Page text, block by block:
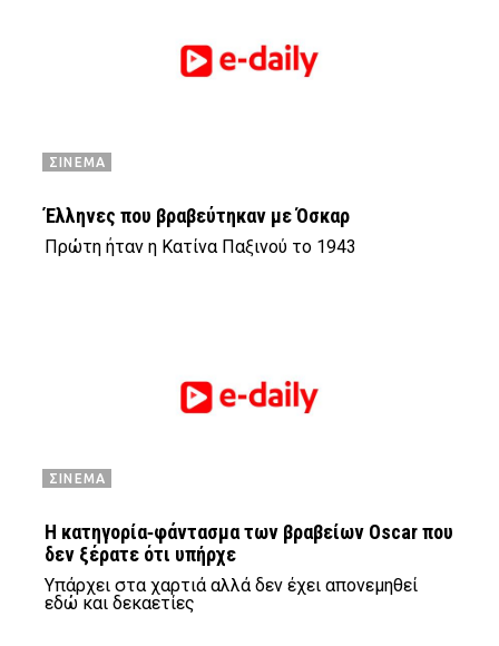
ΣΙΝΕΜΑ
Έλληνες που βραβεύτηκαν με Όσκαρ
Πρώτη ήταν η Κατίνα Παξινού το 1943
ΣΙΝΕΜΑ
Η κατηγορία‑φάντασμα των βραβείων Oscar που
δεν ξέρατε ότι υπήρχε
Υπάρχει στα χαρτιά αλλά δεν έχει απονεμηθεί
εδώ και δεκαετίες